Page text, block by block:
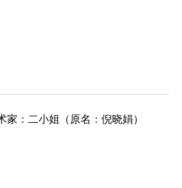
：二小姐（原名：倪晓娟）